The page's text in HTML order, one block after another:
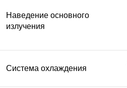
Наведение основного
излучения
Система охлаждения